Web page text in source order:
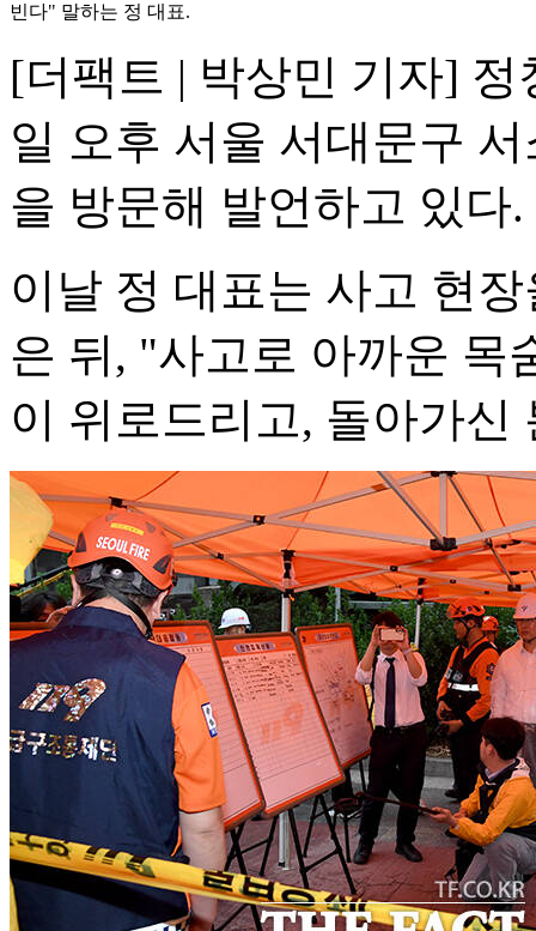
빈다" 말하는 정 대표.
[더팩트 | 박상민 기자]
일 오후 서울 서대문구
을 방문해 발언하고 있다.
이날 정 대표는 사고 현
은 뒤, "사고로 아까운 목
이 위로드리고, 돌아가